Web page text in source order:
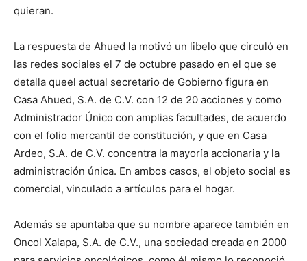
quieran.
La respuesta de Ahued la motivó un libelo que circuló en
las redes sociales el 7 de octubre pasado en el que se
detalla queel actual secretario de Gobierno figura en
Casa Ahued, S.A. de C.V. con 12 de 20 acciones y como
Administrador Único con amplias facultades, de acuerdo
con el folio mercantil de constitución, y que en Casa
Ardeo, S.A. de C.V. concentra la mayoría accionaria y la
administración única. En ambos casos, el objeto social es
comercial, vinculado a artículos para el hogar.
Además se apuntaba que su nombre aparece también en
Oncol Xalapa, S.A. de C.V., una sociedad creada en 2000